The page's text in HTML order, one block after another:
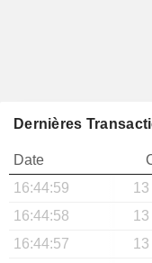
Dernières
Date
16:44:59
13
16:44:58
13
16:44:57
13